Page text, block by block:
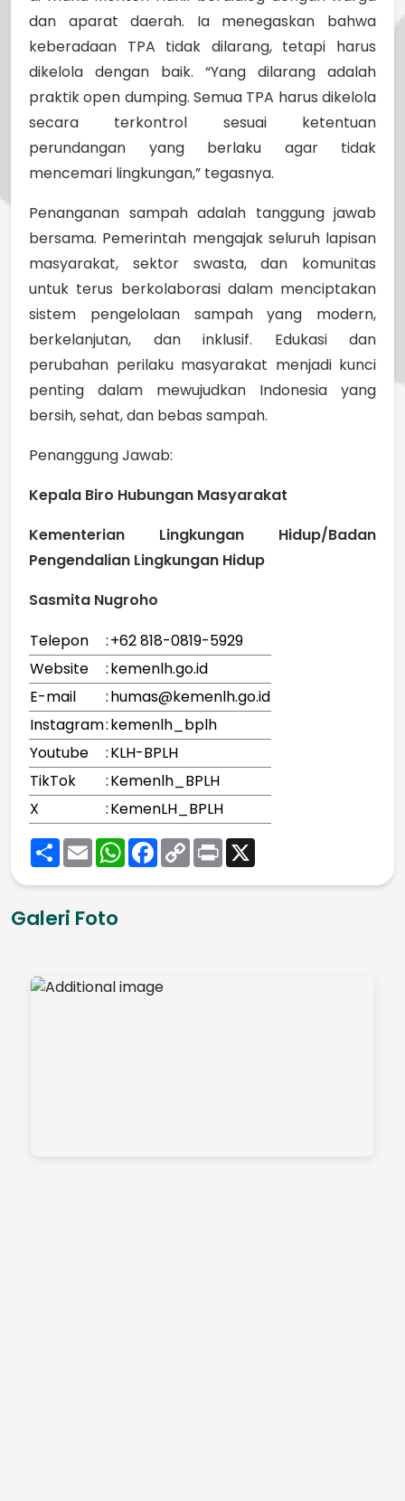
dan aparat daerah. Ia menegaskan bahwa
keberadaan TPA tidak dilarang, tetapi harus
dikelola dengan baik. “Yang dilarang adalah
praktik open dumping. Semua TPA harus dikelola
secara terkontrol sesuai ketentuan
perundangan yang berlaku agar tidak
mencemari lingkungan,” tegasnya.
Penanganan sampah adalah tanggung jawab
bersama. Pemerintah mengajak seluruh lapisan
masyarakat, sektor swasta, dan komunitas
untuk terus berkolaborasi dalam menciptakan
sistem pengelolaan sampah yang modern,
berkelanjutan, dan inklusif. Edukasi dan
perubahan perilaku masyarakat menjadi kunci
penting dalam mewujudkan Indonesia yang
bersih, sehat, dan bebas sampah.
Penanggung Jawab:
Kepala Biro Hubungan Masyarakat
Kementerian Lingkungan Hidup/Badan
Pengendalian Lingkungan Hidup
Sasmita Nugroho
Telepon
:+62 818-0819-5929
Website
:kemenlh.go.id
E-mail
:humas@kemenlh.go.id
Instagram:kemenlh_bplh
Youtube
:KLH-BPLH
TikTok
:Kemenlh_BPLH
X
:KemenLH_BPLH
ShareEmailWhatsApp
Facebook
Copy
Link
Print
Galeri Foto